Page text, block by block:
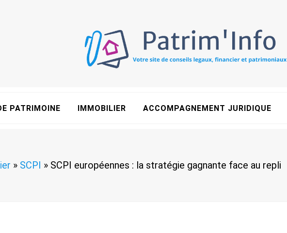
PATRIMOINE IMMOBILIER ACCOMPAGNEMENT JURIDIQUE
» SCPI » SCPI européennes : la stratégie gagnante face au repli